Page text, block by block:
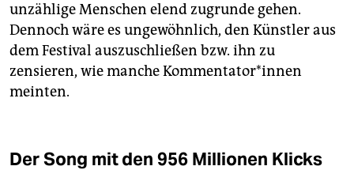
unzählige Menschen elend zugrunde gehen.
Dennoch wäre es ungewöhnlich, den Künstler aus
dem Festival auszuschließen bzw. ihn zu
zensieren, wie manche Kom­men­ta­to­r*in­nen
meinten.
Der Song mit den 956 Millionen Klicks